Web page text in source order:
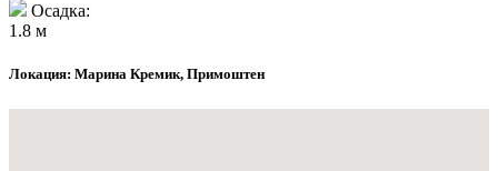
Осадка:
1.8 м
Локация: Марина Кремик, Примоштен